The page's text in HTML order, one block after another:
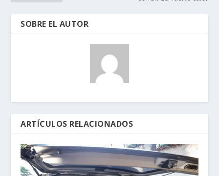
SOBRE EL AUTOR
ARTÍCULOS RELACIONADOS